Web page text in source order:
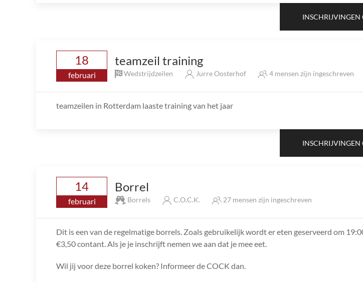
INSCHRIJVINGEN
18
februari
teamzeil training
Wedstrijdzeilen Jurre Oosterhof 4 mensen zijn ingeschreven
teamzeilen in Rotterdam laaste training van het jaar
INSCHRIJVINGEN
14
februari
Borrel
Borrels C.O.C.K. 27 mensen zijn ingeschreven
Dit is een van de regelmatige borrels. Zoals gebruikelijk wordt er eten geserveerd om
€3,50 contant. Als je je inschrijft nemen we aan dat je mee eet.
Wil jij voor deze borrel koken? Informeer de COCK dan.